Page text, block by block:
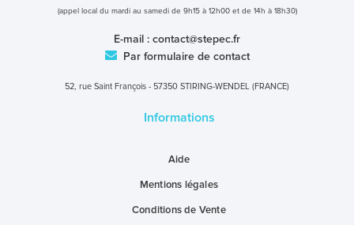
(appel local du mardi au samedi de 9h15 à 12h00 et de 14h à 18h30)
E-mail : contact@stepec.fr
Par formulaire de contact
52, rue Saint François - 57350 STIRING-WENDEL (FRANCE)
Informations
Aide
Mentions légales
Conditions de Vente